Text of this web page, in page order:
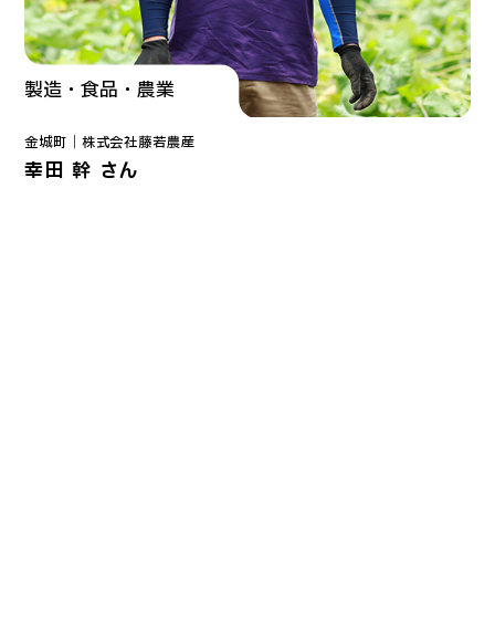
製造・食品・農業
金城町｜ 株式会社藤若農産
幸田 幹 さん